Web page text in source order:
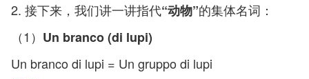
2. 接下来，我们讲一讲指代“动物”的集体名词：
（1） Un branco (di lupi)
Un branco di lupi = Un gruppo di lupi